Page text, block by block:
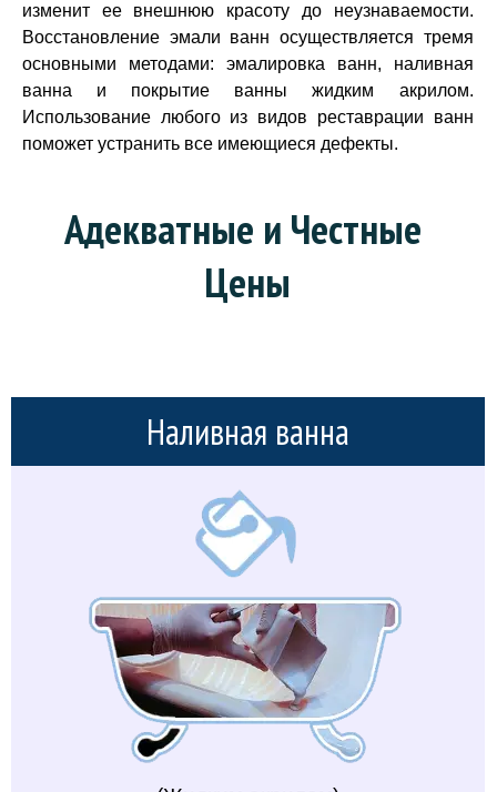
изменит ее внешнюю красоту до неузнаваемости.
Восстановление эмали ванн осуществляется тремя
основными методами: эмалировка ванн, наливная
ванна и покрытие ванны жидким акрилом.
Использование любого из видов реставрации ванн
поможет устранить все имеющиеся дефекты.
Адекватные и Честные
Цены
Наливная ванна